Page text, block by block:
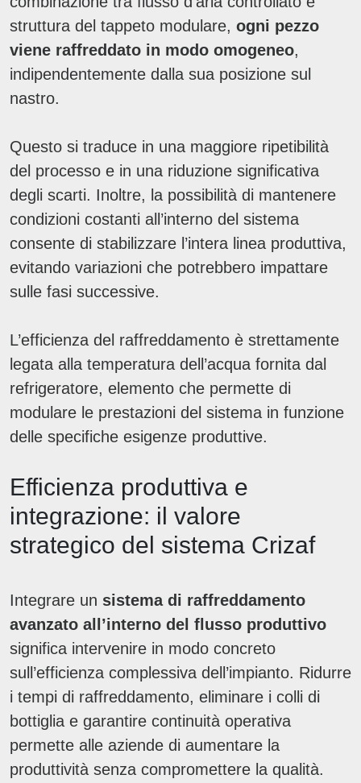
struttura del tappeto modulare, ogni pezzo
viene raffreddato in modo omogeneo,
indipendentemente dalla sua posizione sul
nastro.
Questo si traduce in una maggiore ripetibilità
del processo e in una riduzione significativa
degli scarti. Inoltre, la possibilità di mantenere
condizioni costanti all’interno del sistema
consente di stabilizzare l’intera linea produttiva,
evitando variazioni che potrebbero impattare
sulle fasi successive.
L’efficienza del raffreddamento è strettamente
legata alla temperatura dell’acqua fornita dal
refrigeratore, elemento che permette di
modulare le prestazioni del sistema in funzione
delle specifiche esigenze produttive.
Efficienza produttiva e
integrazione: il valore
strategico del sistema Crizaf
Integrare un sistema di raffreddamento
avanzato all’interno del flusso produttivo
significa intervenire in modo concreto
sull’efficienza complessiva dell’impianto. Ridurre
i tempi di raffreddamento, eliminare i colli di
bottiglia e garantire continuità operativa
permette alle aziende di aumentare la
produttività senza compromettere la qualità.